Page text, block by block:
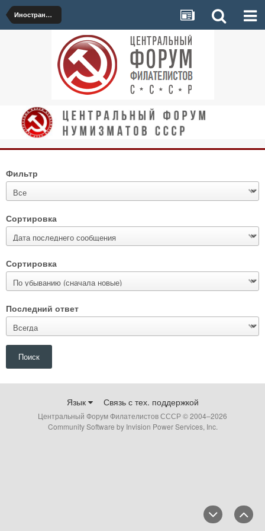
Иностранные марки
Фильтр
Сортировка
Сортировка
Последний ответ
Поиск
Язык Связь с тех. поддержкой
Центральный Форум Филателистов СССР © 2004–2026
Community Software by Invision Power Services, Inc.